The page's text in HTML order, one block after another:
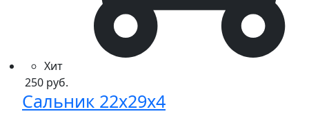
Хит
250 руб.
Сальник 22x29x4